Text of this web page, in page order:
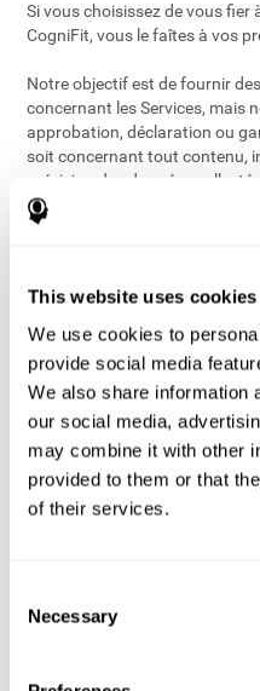
This website uses cookies
We use cookies to
provide social media
We also share information
our social media,
may combine it with other
provided to them or that
of their services.
Selection
Necessary
Si vous choisissez de vous fier
CogniFit, vous le faîtes à vos
Notre objectif est de fournir
concernant les Services, mais
approbation, déclaration ou
soit concernant tout contenu,
précision des données
des Services ne contient
devrait être considéré comme
Les Services n'est pas prévu
traiter, guérir ou empêcher
responsables de la précision,
l'efficacité ou de l'utilisation
recevez par l'intermédiaire des
contacter avec un
pas ce type de service.
L'utilisation des Services ne
11. Politique de
ses utilisateurs qu'ils agissent